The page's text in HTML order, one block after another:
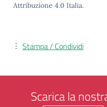
Attribuzione 4.0 Italia.
Stampa / Condividi
Scarica la